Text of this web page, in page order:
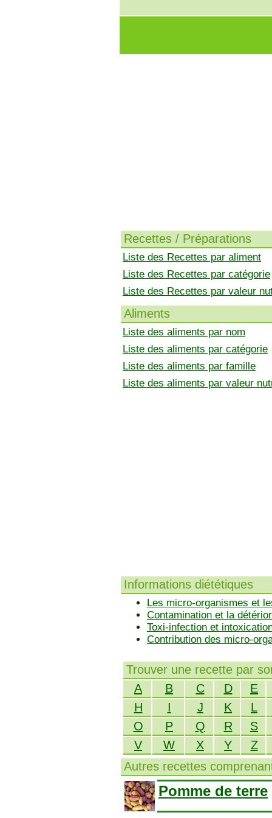
Recettes / Préparations
Liste des Recettes par aliment
Liste des Recettes par catégorie
Liste des Recettes par valeur
Aliments
Liste des aliments par nom
Liste des aliments par catégorie
Liste des aliments par famille
Liste des aliments par valeur
Informations diététiques
Les micro-organismes et
Contamination et la
Toxi-infection et
Contribution des micro-
Trouver une recette par
A
B C D
E
H
I J K
L
O
P Q R
S
V
W X Y
Z
Autres recettes
Pomme de terre